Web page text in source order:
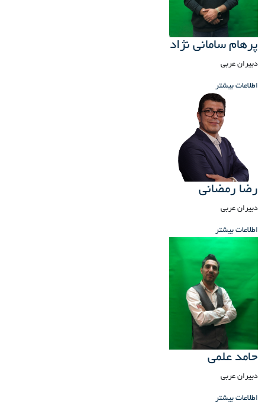
پرهام سامانی نژاد
دبیران عربی
اطلاعات بیشتر
رضا رمضانی
دبیران عربی
اطلاعات بیشتر
حامد علمی
دبیران عربی
اطلاعات بیشتر